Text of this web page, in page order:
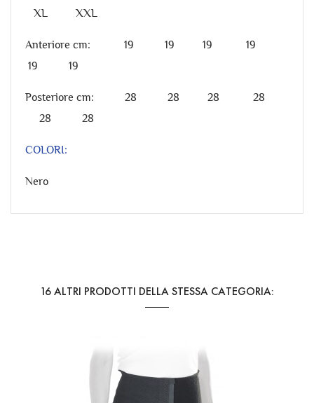
XL XXL
Anteriore cm: 19 19 19 19
19 19
Posteriore cm: 28 28 28 28
28 28
COLORI:
Nero
16 ALTRI PRODOTTI DELLA STESSA CATEGORIA: